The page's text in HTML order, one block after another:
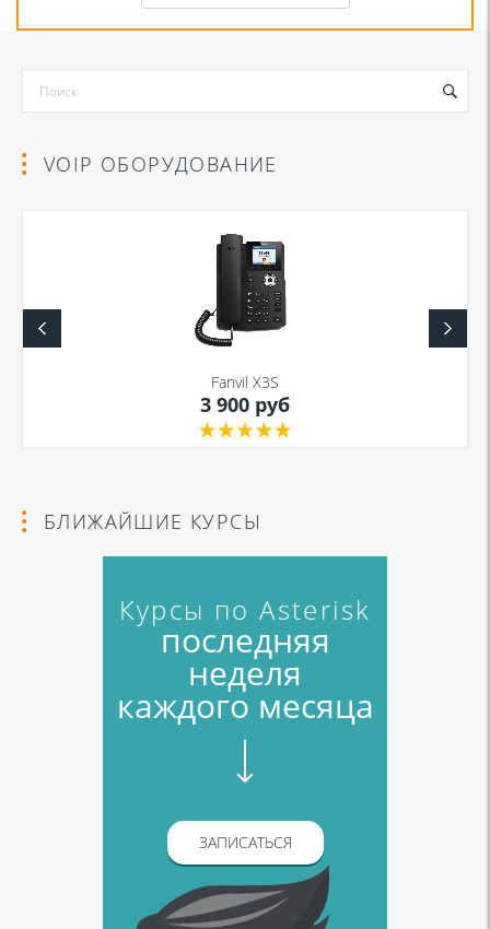
Я даю согласие на обработку моих персональных данных для связи
Политикой в отношении обработки персональных
Политикой конфиденциальности
Я даю согласие на обработку моих персональных данных для связи
Политикой в отношении обработки персональных
VOIP ОБОРУДОВАНИЕ
Fanvil X3S
3 900 руб
БЛИЖАЙШИЕ КУРСЫ
Курсы по Asterisk
последняя
неделя
каждого месяца
ЗАПИСАТЬСЯ